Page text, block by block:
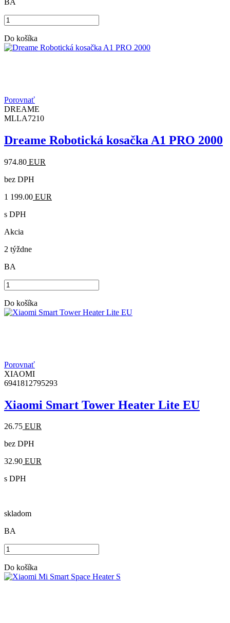
Do košíka
Porovnať
DREAME
MLLA7210
Dreame Robotická kosačka A1 PRO 2000
974.80 EUR
bez DPH
1 199.00 EUR
s DPH
Akcia
2 týždne
BA
Do košíka
Porovnať
XIAOMI
6941812795293
Xiaomi Smart Tower Heater Lite EU
26.75 EUR
bez DPH
32.90 EUR
s DPH
skladom
BA
Do košíka